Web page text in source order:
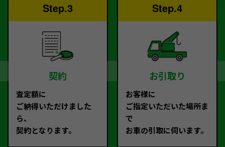
Step.3
契約
査定額に
ご納得いただけました
ら、
契約となります。
Step.4
お引取り
お客様に
ご指定いただいた場所ま
で
お車の引取に伺います。